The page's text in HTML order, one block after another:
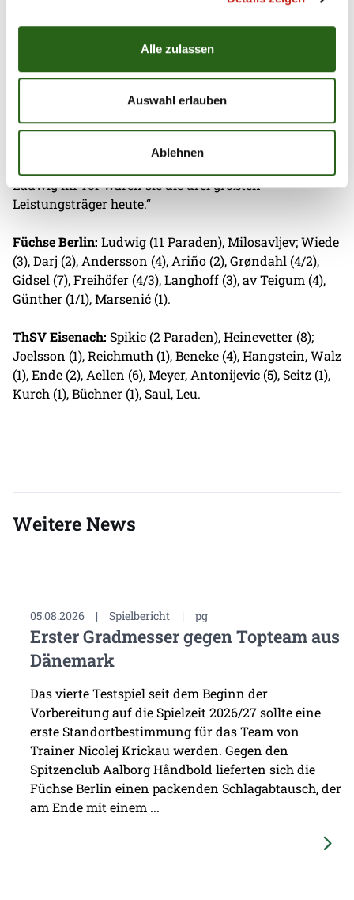
Alle zulassen
Auswahl erlauben
Ablehnen
Fabian Wiede hat es nach seiner Einwechslung mit
dem Ball fantastisch gemacht, wir hatten einen guten
Flow. Anfang der zweiten Halbzeit haben wir zu
ich zufrieden mit unserer Geduld und Stabilität. Wenn
Matthes Langhoff auf dem Spielfeld war, waren wir in
der Abwehr überragend, er war unser Schlüsselspieler
Ludwig im Tor waren sie die drei größten
Leistungsträger heute.“
Füchse Berlin: Ludwig (11 Paraden), Milosavljev; Wiede
(3), Darj (2), Andersson (4), Ariño (2), Grøndahl (4/2),
Gidsel (7), Freihöfer (4/3), Langhoff (3), av Teigum (4),
Günther (1/1), Marsenić (1).
ThSV Eisenach: Spikic (2 Paraden), Heinevetter (8);
Joelsson (1), Reichmuth (1), Beneke (4), Hangstein, Walz
(1), Ende (2), Aellen (6), Meyer, Antonijevic (5), Seitz (1),
Kurch (1), Büchner (1), Saul, Leu.
Weitere News
05.08.2026 | Spielbericht | pg
Erster Gradmesser gegen Topteam aus
Dänemark
Das vierte Testspiel seit dem Beginn der
Vorbereitung auf die Spielzeit 2026/27 sollte eine
erste Standortbestimmung für das Team von
Trainer Nicolej Krickau werden. Gegen den
Spitzenclub Aalborg Håndbold lieferten sich die
Füchse Berlin einen packenden Schlagabtausch, der
am Ende mit einem ...